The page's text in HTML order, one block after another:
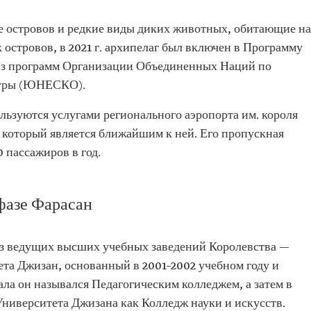
островов и редкие виды диких животных, обитающие на
в 2021 г. архипелаг был включен в Программу
программ Организации Объединенных Наций по
(ЮНЕСКО).
услугами регионального аэропорта им. короля
является ближайшим к ней. Его пропускная
пассажиров в год.
Фарасан
ведущих высших учебных заведений Королевства —
Джизан, основанный в 2001–2002 учебном году и
он назывался Педагогическим колледжем, а затем в
Джизана как Колледж науки и искусств.